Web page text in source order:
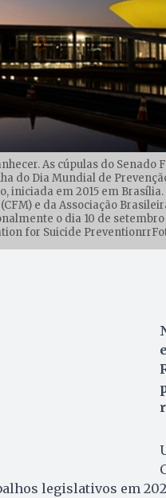
As cúpulas do Senado
do Dia Mundial de
iniciada em 2015 em
e da Associação
o dia 10 de
for Suicide
legislativos em